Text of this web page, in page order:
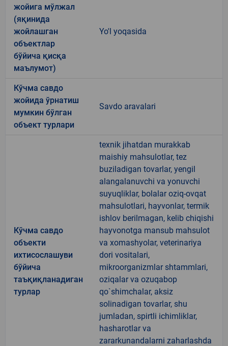
жойига мўлжал
(яқинида
жойлашган
объектлар
бўйича қисқа
маълумот)
Yo'l yoqasida
Кўчма савдо
жойида ўрнатиш
мумкин бўлган
объект турлари
Savdo aravalari
Кўчма савдо
объекти
ихтисослашуви
бўйича
таъқиқланадиган
турлар
texnik jihatdan murakkab
maishiy mahsulotlar, tez
buziladigan tovarlar, yengil
alangalanuvchi va yonuvchi
suyuqliklar, bolalar oziq-ovqat
mahsulotlari, hayvonlar, termik
ishlov berilmagan, kelib chiqishi
hayvonotga mansub mahsulot
va xomashyolar, veterinariya
dori vositalari,
mikroorganizmlar shtammlari,
oziqalar va ozuqabop
qo`shimchalar, aksiz
solinadigan tovarlar, shu
jumladan, spirtli ichimliklar,
hasharotlar va
zararkunandalarni zaharlashda